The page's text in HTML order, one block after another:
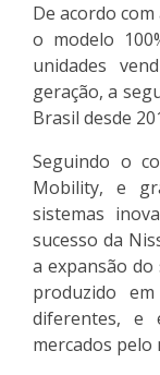
De acordo
o modelo
unidades
geração, a
Brasil desde
Seguindo o
Mobility, e
sistemas
sucesso da
a expansão
produzido
diferentes, e
mercados pelo